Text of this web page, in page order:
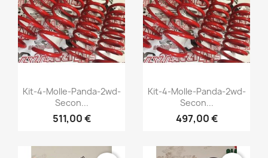
Vista rápida
+1
Kit-4-Molle-Panda-2wd-
Secon...
511,00 €
Vista rápida
+1
Kit-4-Molle-Panda-2wd-
Secon...
497,00 €